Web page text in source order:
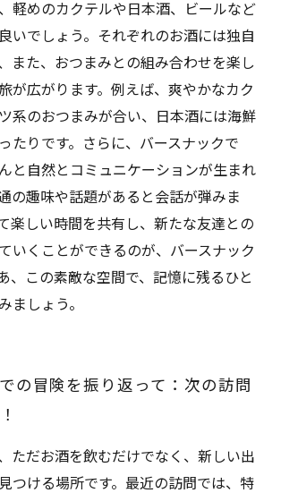
軽めのカクテルや日本酒、ビールなど
いでしょう。それぞれのお酒には独自
また、おつまみとの組み合わせを楽し
が広がります。例えば、爽やかなカク
系のおつまみが合い、日本酒には海鮮
たりです。さらに、バースナックで
と自然とコミュニケーションが生まれ
の趣味や話題があると会話が弾みま
楽しい時間を共有し、新たな友達との
いくことができるのが、バースナック
、この素敵な空間で、記憶に残るひと
ましょう。
の冒険を振り返って：次の訪問
ただお酒を飲むだけでなく、新しい出
つける場所です。最近の訪問では、特